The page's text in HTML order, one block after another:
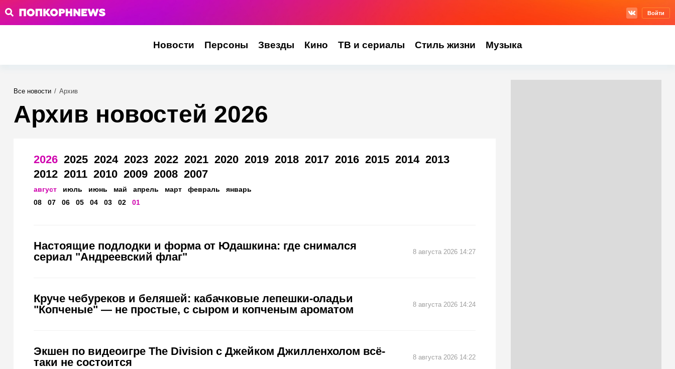
Войти
Новости Персоны Звезды Кино ТВ и сериалы Стиль жизни Музыка
Все новости / Архив
Архив новостей 2026
2026 2025 2024 2023 2022 2021 2020 2019 2018 2017 2016 2015 2014 2013
2012 2011 2010 2009 2008 2007
август июль июнь май апрель март февраль
январь
08
07 06 05 04 03 02 01
Настоящие подлодки и форма от Юдашкина: где снимался
сериал "Андреевский флаг"
8 августа 2026 14:27
Круче чебуреков и беляшей: кабачковые лепешки-оладьи
"Копченые" — не простые, с сыром и копченым ароматом
8 августа 2026 14:24
Экшен по видеоигре The Division с Джейком Джилленхолом всё-
таки не состоится
8 августа 2026 14:22